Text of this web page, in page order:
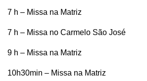
7 h – Missa na Matriz
7 h – Missa no Carmelo São José
9 h – Missa na Matriz
10h30min – Missa na Matriz